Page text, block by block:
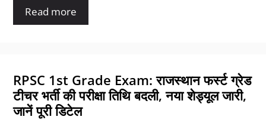
Read more
RPSC 1st Grade Exam: राजस्थान फर्स्ट ग्रेड
टीचर भर्ती की परीक्षा तिथि बदली, नया शेड्यूल जारी,
जानें पूरी डिटेल